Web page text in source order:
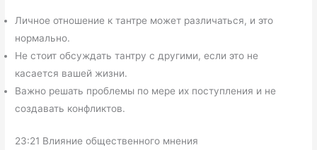
Личное отношение к тантре может различаться, и это
нормально.
Не стоит обсуждать тантру с другими, если это не
касается вашей жизни.
Важно решать проблемы по мере их поступления и не
создавать конфликтов.
23:21 Влияние общественного мнения